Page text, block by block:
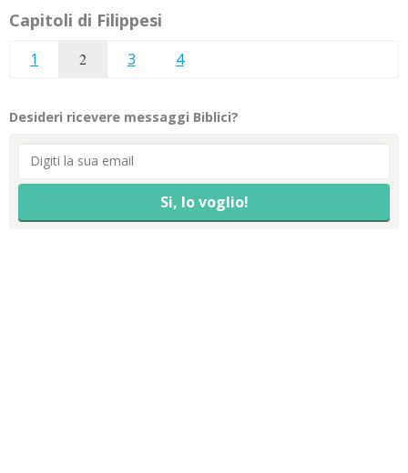
Capitoli di Filippesi
1 2 3 4
Desideri ricevere messaggi Biblici?